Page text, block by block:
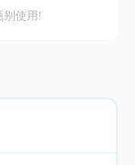
别使用!